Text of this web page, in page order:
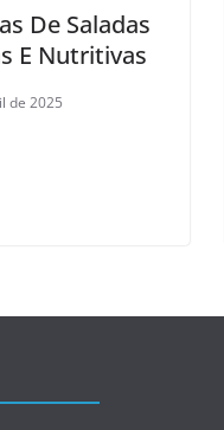
De Saladas
E Nutritivas
de 2025